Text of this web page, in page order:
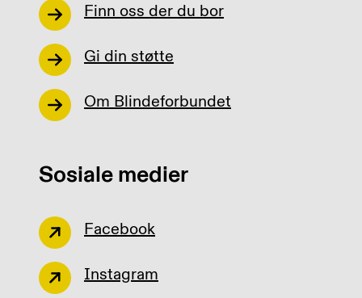
Finn oss der du bor
Gi din støtte
Om Blindeforbundet
Sosiale medier
Facebook
Instagram